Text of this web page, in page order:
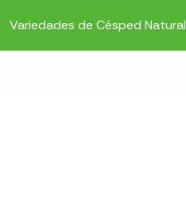
Variedades de Césped Natural